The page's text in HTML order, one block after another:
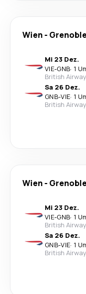
Wien - Grenoble
Mi 23 Dez.
VIE-GNB· 1
British
Sa 26 Dez.
GNB-VIE· 1
British
Wien - Grenoble
Mi 23 Dez.
VIE-GNB· 1
British
Sa 26 Dez.
GNB-VIE· 1
British